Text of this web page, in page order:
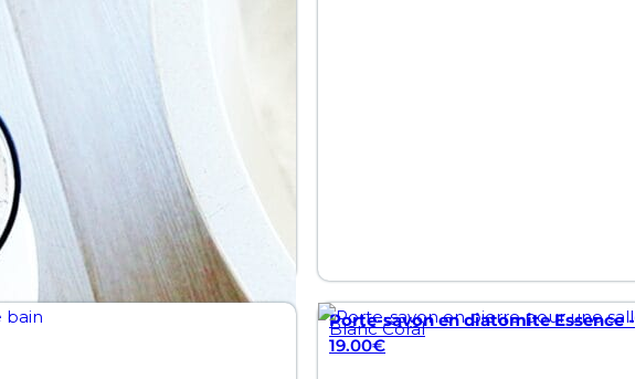
Porte-savon en diatomite Essence -
Blanc Coral
19.00€